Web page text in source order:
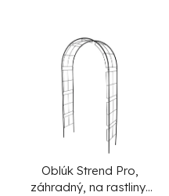
Oblúk Strend Pro,
záhradný, na rastliny,